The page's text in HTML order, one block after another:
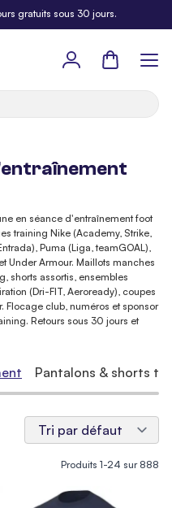
gratuits sous 30 jours.
Panier
en séance d'entraînement foot
training Nike (Academy, Strike,
Puma (Liga, teamGOAL),
Under Armour. Maillots manches
shorts assortis, ensembles
(Dri-FIT, Aeroready), coupes
Flocage club, numéros et sponsor
Retours sous 30 jours et
Produits 1-24 sur888
Pantalons & shorts